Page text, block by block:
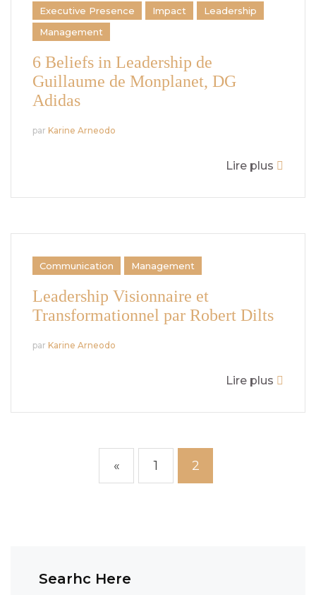
Executive Presence Impact
Leadership
Management
6 Beliefs in Leadership de
Guillaume de Monplanet, DG
Adidas
par Karine Arneodo
Lire plus
Communication Management
Leadership Visionnaire et
Transformationnel par Robert Dilts
par Karine Arneodo
Lire plus
« 1 2
Searhc Here